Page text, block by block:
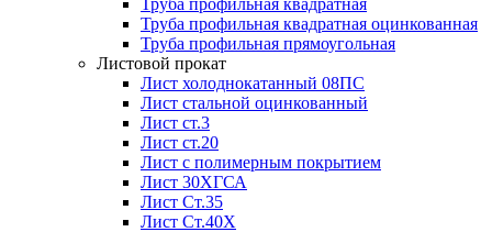
Труба профильная квадратная
Труба профильная квадратная оцинкованная
Труба профильная прямоугольная
Листовой прокат
Лист холоднокатанный 08ПС
Лист стальной оцинкованный
Лист ст.3
Лист ст.20
Лист с полимерным покрытием
Лист 30ХГСА
Лист Ст.35
Лист Ст.40Х